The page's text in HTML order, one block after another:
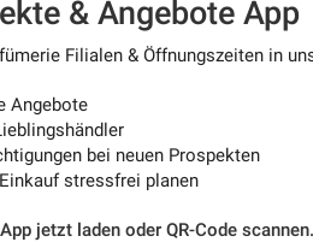
& Angebote App
Filialen & Öffnungszeiten in
Angebote
bei neuen Prospekten
stressfrei planen
jetzt laden oder QR-Code scannen.